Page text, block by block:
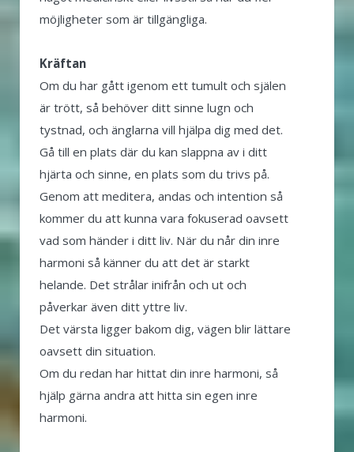
möjligheter som är tillgängliga.
Kräftan
Om du har gått igenom ett tumult och själen
är trött, så behöver ditt sinne lugn och
tystnad, och änglarna vill hjälpa dig med det.
Gå till en plats där du kan slappna av i ditt
hjärta och sinne, en plats som du trivs på.
Genom att meditera, andas och intention så
kommer du att kunna vara fokuserad oavsett
vad som händer i ditt liv. När du når din inre
harmoni så känner du att det är starkt
helande. Det strålar inifrån och ut och
påverkar även ditt yttre liv.
Det värsta ligger bakom dig, vägen blir lättare
oavsett din situation.
Om du redan har hittat din inre harmoni, så
hjälp gärna andra att hitta sin egen inre
harmoni.